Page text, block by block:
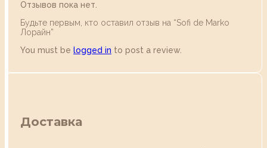
Отзывов пока нет.
Будьте первым, кто оставил отзыв на “Sofi de Marko
Лорайн”
You must be logged in to post a review.
Доставка